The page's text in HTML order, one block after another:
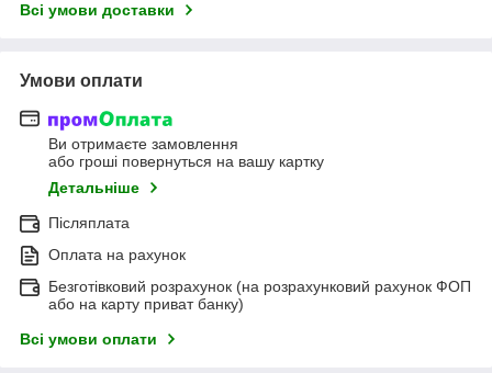
Всі умови доставки
Умови оплати
Ви отримаєте замовлення
або гроші повернуться на вашу картку
Детальніше
Післяплата
Оплата на рахунок
Безготівковий розрахунок (на розрахунковий рахунок ФОП
або на карту приват банку)
Всі умови оплати